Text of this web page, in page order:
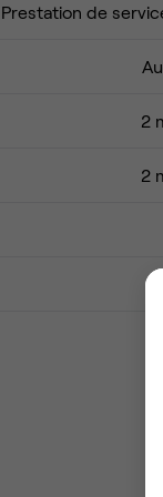
Prestation de
2
2